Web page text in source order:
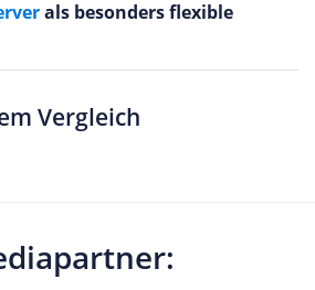
als besonders flexible
Vergleich